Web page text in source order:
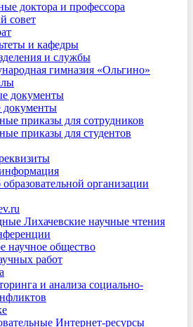
доктора и профессора
совет
и кафедры
и службы
гимназия «Ольгино»
документы
приказы для сотрудников
приказы для студентов
организации
Лихачевские научные чтения
научное общество
работ
и анализа социально-
Интернет-ресурсы